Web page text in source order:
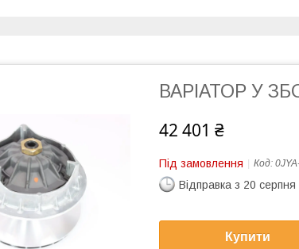
ВАРІАТОР У
42 401 ₴
Під замовлення Код:
Відправка з 20 серпня
Купити